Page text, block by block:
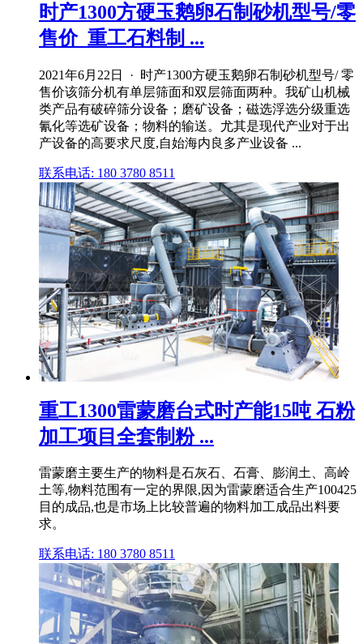
时产1300方硬玉鹅卵石制砂机型号/零
售价_重工石料制 ...
2021年6月22日 · 时产1300方硬玉鹅卵石制砂机型号/ 零
售价该筛分机有单层筛面和双层筛面两种。我矿山机械
类产品有破碎筛分设备；磨矿设备；磁选浮选分级重选
氰化等选矿设备；物料的输送。尤其是现代产业对于出
产设备的高要求尺度,自始海内良多产业设备 ...
联系电话: 180 3780 8511
重工1300雷蒙磨台式时产能15吨 石粉
加工项目全套制粉 ...
雷蒙磨主要生产的物料是石灰石、石膏、膨润土、高岭
土等,物料范围有一定的界限,因为雷蒙磨适合生产100425
目的成品,也是市场上比较普遍的物料加工成品出料要
求。
联系电话: 180 3780 8511